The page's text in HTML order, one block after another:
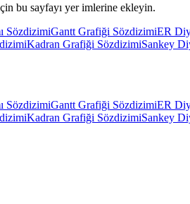
bu sayfayı yer imlerine ekleyin.
SözdizimiGantt Grafiği SözdizimiER
Kadran Grafiği SözdizimiSankey
SözdizimiGantt Grafiği SözdizimiER
Kadran Grafiği SözdizimiSankey